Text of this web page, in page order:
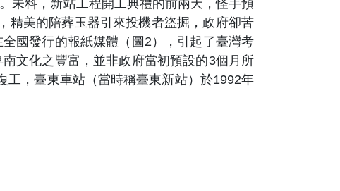
未料，新站工程開工典禮的前兩天，怪手預
精美的陪葬玉器引來投機者盜掘，政府卻苦
國發行的報紙媒體（圖2），引起了臺灣考
文化之豐富，並非政府當初預設的3個月所
工，臺東車站（當時稱臺東新站）於1992年